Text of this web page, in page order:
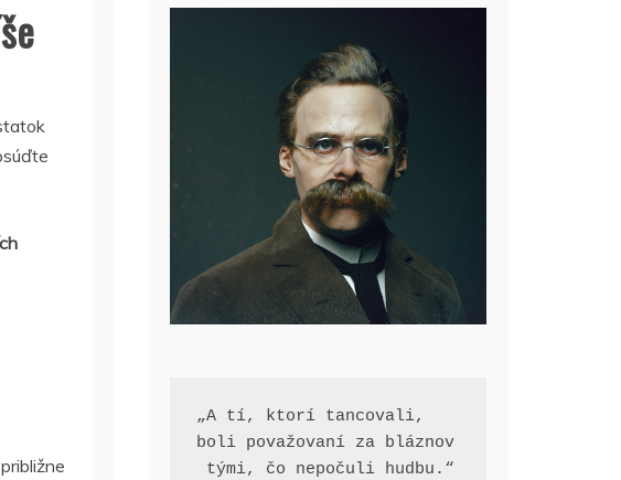
„A tí, ktorí tancovali,
boli považovaní za bláznov
tými, čo nepočuli hudbu.“